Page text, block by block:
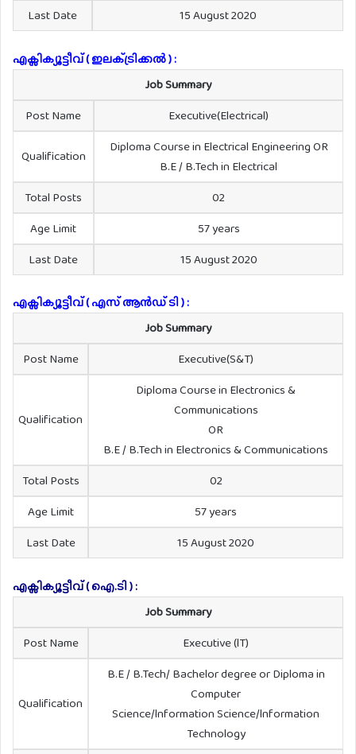
Last Date
15 August 2020
എക്സിക്യൂട്ടീവ് ( ഇലക്‌ട്രിക്കൽ ) :
Job Summary
Post Name
Executive(Electrical)
Qualification
Diploma Course in Electrical Engineering OR
B.E / B.Tech in Electrical
Total Posts
02
Age Limit
57 years
Last Date
15 August 2020
എക്സിക്യൂട്ടീവ് ( എസ് ആൻഡ് ടി ) :
Job Summary
Post Name
Executive(S&T)
Qualification
Diploma Course in Electronics &
Communications
OR
B.E / B.Tech in Electronics & Communications
Total Posts
02
Age Limit
57 years
Last Date
15 August 2020
എക്സിക്യൂട്ടീവ് ( ഐ.ടി ) :
Job Summary
Post Name
Executive (lT)
Qualification
B.E / B.Tech/ Bachelor degree or Diploma in
Computer
Science/lnformation Science/lnformation
Technology